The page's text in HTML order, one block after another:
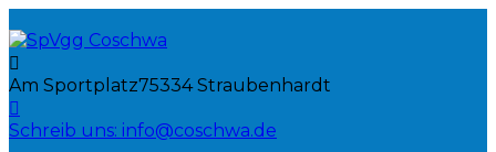
Am Sportplatz75334 Straubenhardt
Schreib uns: info@coschwa.de